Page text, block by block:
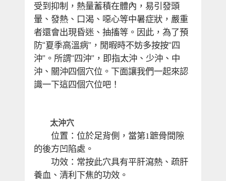
受到抑制，熱量蓄積在體內，易引發頭
暈、發熱、口渴、噁心等中暑症狀，嚴重
者還會出現昏迷、抽搐等。因此，為了預
防“夏季高溫病”，閒暇時不妨多按按“四
沖”。所謂“四沖”，即指太沖、少沖、中
沖、關沖四個穴位。下面讓我們一起來認
識一下這四個穴位吧！
太沖穴
位置：位於足背側，當第1蹠骨間隙
的後方凹陷處。
功效：常按此穴具有平肝瀉熱、疏肝
養血、清利下焦的功效。